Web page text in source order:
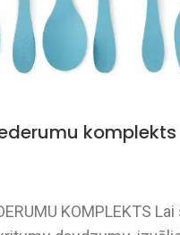
to enlarge
komplekts
KOMPLEKTS